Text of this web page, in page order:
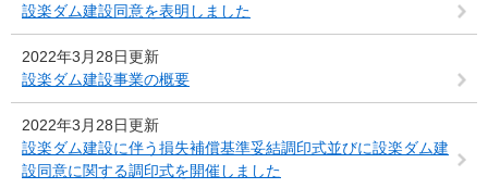
設楽ダム建設同意を表明しました
2022年3月28日更新
設楽ダム建設事業の概要
2022年3月28日更新
設楽ダム建設に伴う損失補償基準妥結調印式並びに設楽ダム建
設同意に関する調印式を開催しました